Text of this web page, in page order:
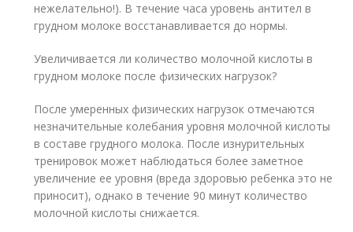
нежелательно!). В течение часа уровень антител в
грудном молоке восстанавливается до нормы.
Увеличивается ли количество молочной кислоты в
грудном молоке после физических нагрузок?
После умеренных физических нагрузок отмечаются
незначительные колебания уровня молочной кислоты
в составе грудного молока. После изнурительных
тренировок может наблюдаться более заметное
увеличение ее уровня (вреда здоровью ребенка это не
приносит), однако в течение 90 минут количество
молочной кислоты снижается.